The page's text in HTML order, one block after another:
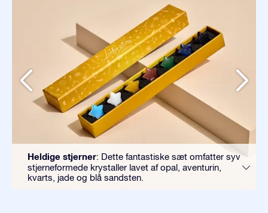
Heldige stjerner: Dette fantastiske sæt omfatter syv
stjerneformede krystaller lavet af opal, aventurin,
kvarts, jade og blå sandsten.